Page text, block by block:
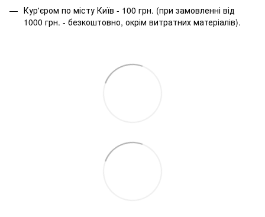
Кур'єром по місту Київ - 100 грн. (при замовленні від
1000 грн. - безкоштовно, окрім витратних матеріалів).